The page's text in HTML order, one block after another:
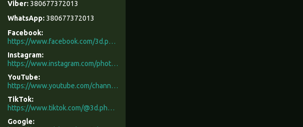
380677372013
380677372013
Facebook
https://www.facebook.com/3d.photodecor/
Instagram
https://www.instagram.com/photodecor.com.ua/
YouTube
https://www.youtube.com/channel/UCXCUerfqRY1Pw7-IptdbqyA/videos
TikTok
https://www.tiktok.com/@3d.photodecor?is_from_webapp=1&sender_device=pc
Google